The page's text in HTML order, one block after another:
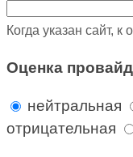
Когда указан сайт,
Оценка
нейтральная
отрицательная